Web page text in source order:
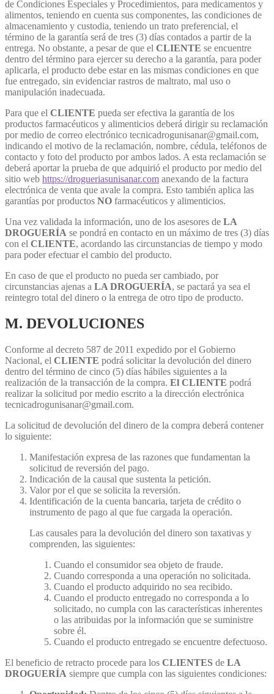
de Condiciones Especiales y Procedimientos, para medicamentos y
alimentos, teniendo en cuenta sus componentes, las condiciones de
almacenamiento y custodia, teniendo un trato preferencial, el
término de la garantía será de tres (3) días contados a partir de la
entrega. No obstante, a pesar de que el CLIENTE se encuentre
dentro del término para ejercer su derecho a la garantía, para poder
aplicarla, el producto debe estar en las mismas condiciones en que
fue entregado, sin evidenciar rastros de maltrato, mal uso o
manipulación inadecuada.
Para que el CLIENTE pueda ser efectiva la garantía de los
productos farmacéuticos y alimenticios deberá dirigir su reclamación
por medio de correo electrónico tecnicadrogunisanar@gmail.com,
indicando el motivo de la reclamación, nombre, cédula, teléfonos de
contacto y foto del producto por ambos lados. A esta reclamación se
deberá aportar la prueba de que adquirió el producto por medio del
sitio web https://drogueriasunisanar.com anexando de la factura
electrónica de venta que avale la compra. Esto también aplica las
garantías por productos NO farmacéuticos y alimenticios.
Una vez validada la información, uno de los asesores de LA
DROGUERÍA se pondrá en contacto en un máximo de tres (3) días
con el CLIENTE, acordando las circunstancias de tiempo y modo
para poder efectuar el cambio del producto.
En caso de que el producto no pueda ser cambiado, por
circunstancias ajenas a LA DROGUERÍA, se pactará ya sea el
reintegro total del dinero o la entrega de otro tipo de producto.
M. DEVOLUCIONES
Conforme al decreto 587 de 2011 expedido por el Gobierno
Nacional, el CLIENTE podrá solicitar la devolución del dinero
dentro del término de cinco (5) días hábiles siguientes a la
realización de la transacción de la compra. El CLIENTE podrá
realizar la solicitud por medio escrito a la dirección electrónica
tecnicadrogunisanar@gmail.com.
La solicitud de devolución del dinero de la compra deberá contener
lo siguiente:
Manifestación expresa de las razones que fundamentan la
solicitud de reversión del pago.
Indicación de la causal que sustenta la petición.
Valor por el que se solicita la reversión.
Identificación de la cuenta bancaria, tarjeta de crédito o
instrumento de pago al que fue cargada la operación.
Las causales para la devolución del dinero son taxativas y
comprenden, las siguientes:
Cuando el consumidor sea objeto de fraude.
Cuando corresponda a una operación no solicitada.
Cuando el producto adquirido no sea recibido.
Cuando el producto entregado no corresponda a lo
solicitado, no cumpla con las características inherentes
o las atribuidas por la información que se suministre
sobre él.
Cuando el producto entregado se encuentre defectuoso.
El beneficio de retracto procede para los CLIENTES de LA
DROGUERÍA siempre que cumpla con las siguientes condiciones: